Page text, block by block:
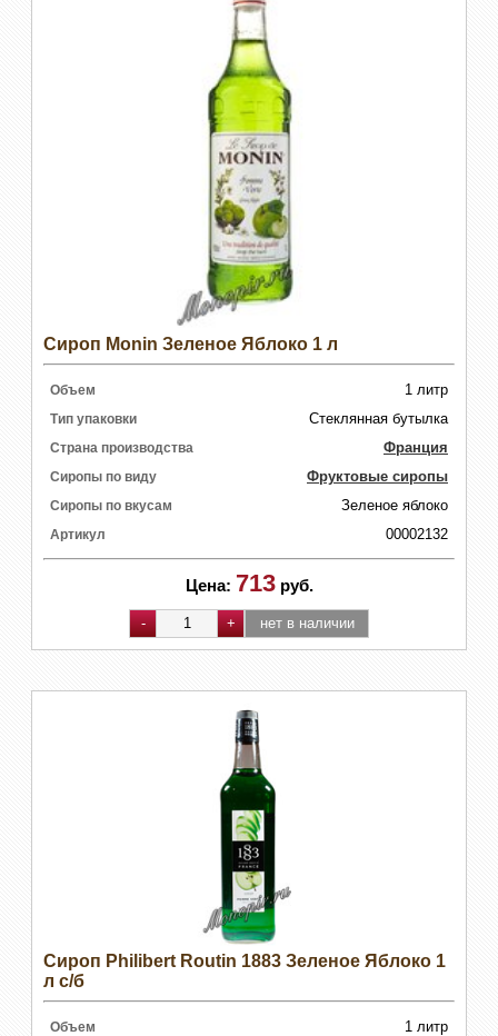
Сироп Monin Зеленое Яблоко 1 л
Объем 1 литр
Тип упаковки Стеклянная бутылка
Страна производства Франция
Сиропы по виду Фруктовые сиропы
Сиропы по вкусам Зеленое яблоко
Артикул 00002132
Цена: 713 руб.
Сироп Philibert Routin 1883 Зеленое Яблоко 1
л с/б
Объем 1 литр